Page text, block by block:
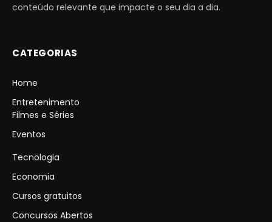
conteúdo relevante que impacte o seu dia a dia.
CATEGORIAS
Home
Entretenimento
Filmes e Séries
Eventos
Tecnologia
Economia
Cursos gratuitos
Concursos Abertos